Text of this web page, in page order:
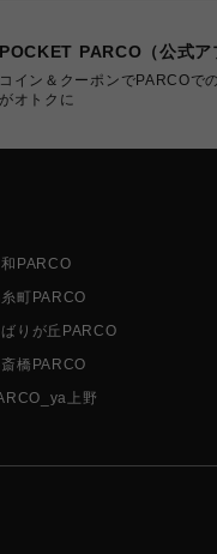
POCKET PARCO（公式ア
コイン＆クーポンでPARCOで
がオトクに
PARCO
町PARCO
りが丘PARCO
橋PARCO
上野